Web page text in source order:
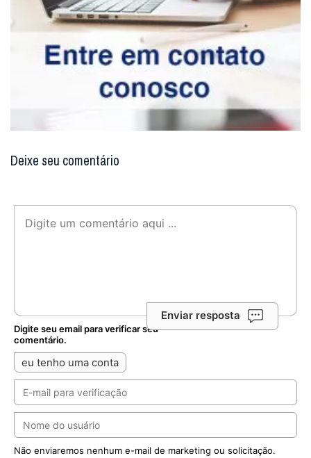
Deixe seu comentário
Enviar resposta
Digite seu email para verificar seu
comentário.
eu tenho uma conta
Não enviaremos nenhum e-mail de marketing ou solicitação.